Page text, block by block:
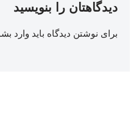
دیدگاهتان را بنویسید
برای نوشتن دیدگاه باید وارد